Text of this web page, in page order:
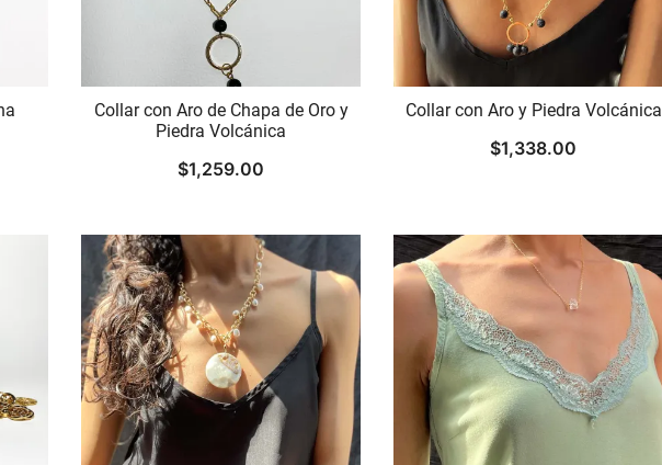
Collar con Aro de Chapa de Oro y
Piedra Volcánica
$1,259.00
Collar con Aro y Piedra Volcánica
$1,338.00